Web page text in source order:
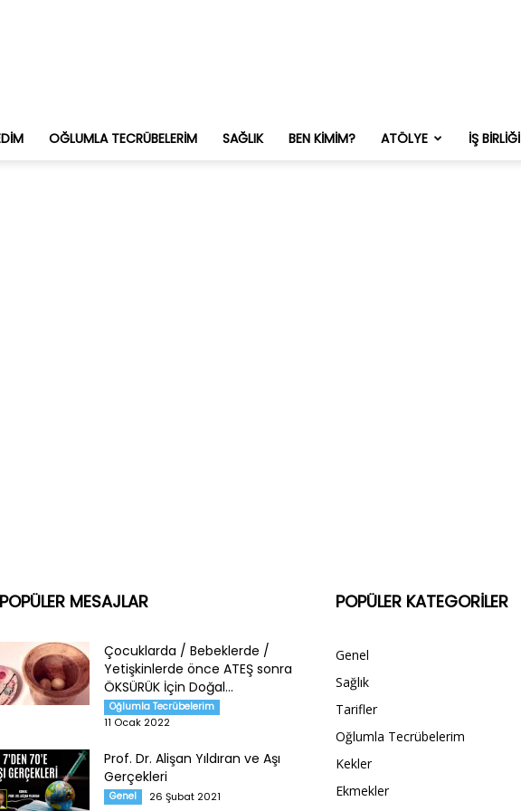
OĞLUMLA TECRÜBELERIM SAĞLIK BEN KIMIM? ATÖLYE İŞ BIRLIĞI
POPÜLER MESAJLAR
Çocuklarda / Bebeklerde /
Yetişkinlerde önce ATEŞ sonra
ÖKSÜRÜK İçin Doğal...
Oğlumla Tecrübelerim
11 Ocak 2022
Prof. Dr. Alişan Yıldıran ve Aşı
Gerçekleri
Genel 26 Şubat 2021
POPÜLER KATEGORİLER
Genel
Sağlık
Tarifler
Oğlumla Tecrübelerim
Kekler
Ekmekler